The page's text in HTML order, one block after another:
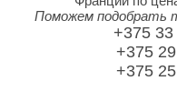
Поможем подобрать
+375 33
+375 29
+375 25